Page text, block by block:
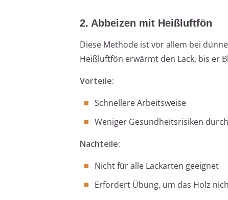
2. Abbeizen mit Heißluftfön
Diese Methode ist vor allem bei
Heißluftfön erwärmt den Lack, bis er
Vorteile:
Schnellere Arbeitsweise
Weniger Gesundheitsrisiken
Nachteile:
Nicht für alle Lackarten geeignet
Erfordert Übung, um das Holz